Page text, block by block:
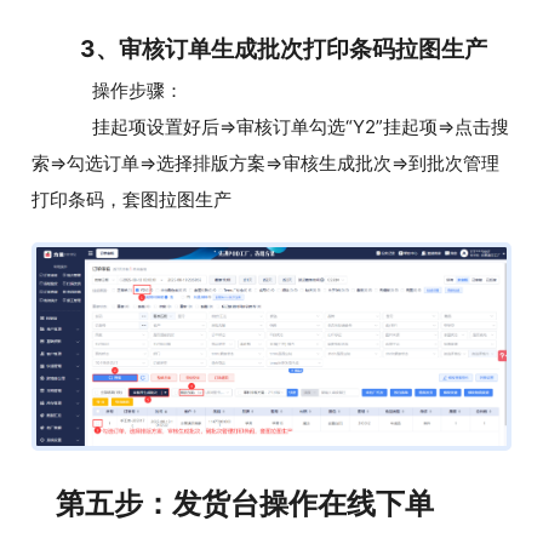
3、审核订单生成批次打印条码拉图生产
操作步骤：
挂起项设置好后=>审核订单勾选“Y2”挂起项=>点击搜
索=>勾选订单=>选择排版方案=>审核生成批次=>到批次管理
打印条码，套图拉图生产
第五步：发货台操作在线下单